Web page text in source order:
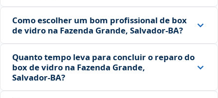
Como escolher um bom profissional de box
de vidro na Fazenda Grande, Salvador‑BA?
Quanto tempo leva para concluir o reparo do
box de vidro na Fazenda Grande,
Salvador‑BA?